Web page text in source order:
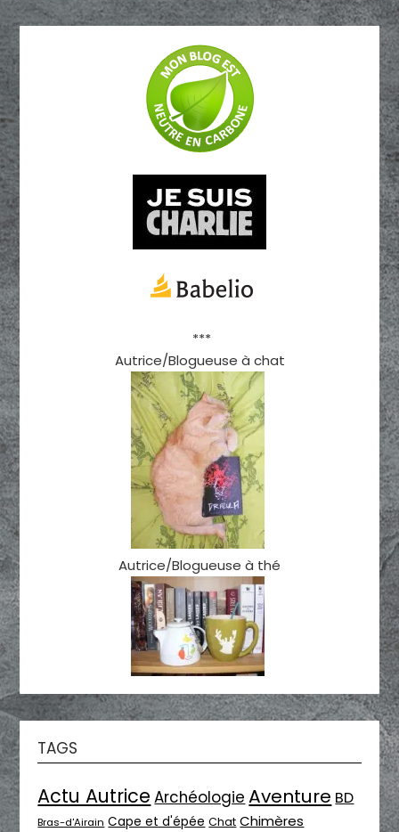
***
Autrice/Blogueuse à chat
Autrice/Blogueuse à thé
TAGS
Actu Autrice Archéologie Aventure BD
Bras-d'Airain Cape et d'épée Chat Chimères